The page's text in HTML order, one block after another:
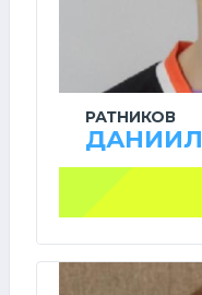
РАТНИКОВ
ДАНИИЛ